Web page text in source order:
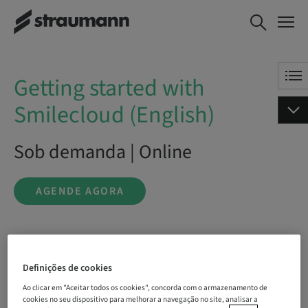
Getting started with
Smilecloud (English)
AGENDE AGORA
Getting started with
Smilecloud (English)
Sob demanda | Online
AGENDE AGORA
bookable
Definições de cookies
Ao clicar em "Aceitar todos os cookies", concorda com o armazenamento de
cookies no seu dispositivo para melhorar a navegação no site, analisar a